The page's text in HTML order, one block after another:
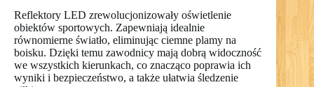
Reflektory LED zrewolucjonizowały oświetlenie
obiektów sportowych. Zapewniają idealnie
równomierne światło, eliminując ciemne plamy na
boisku. Dzięki temu zawodnicy mają dobrą widoczność
we wszystkich kierunkach, co znacząco poprawia ich
wyniki i bezpieczeństwo, a także ułatwia śledzenie